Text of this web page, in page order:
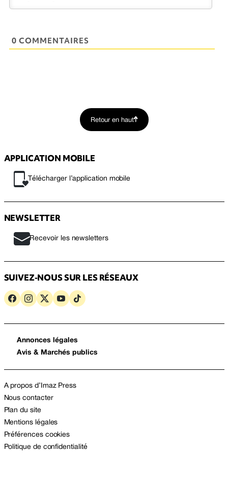
0 COMMENTAIRES
Retour en haut
APPLICATION MOBILE
Télécharger l’application mobile
NEWSLETTER
Recevoir les newsletters
SUIVEZ-NOUS SUR LES RÉSEAUX
Annonces légales
Avis & Marchés publics
A propos d’Imaz Press
Nous contacter
Plan du site
Mentions légales
Préférences cookies
Politique de confidentialité